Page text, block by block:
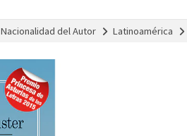
Nacionalidad del Autor Latinoamérica